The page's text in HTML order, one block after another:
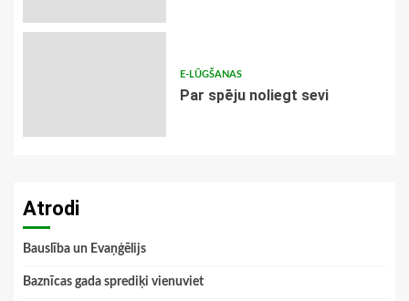
E-LŪGŠANAS
Par spēju noliegt sevi
Atrodi
Bauslība un Evaņģēlijs
Baznīcas gada sprediķi vienuviet